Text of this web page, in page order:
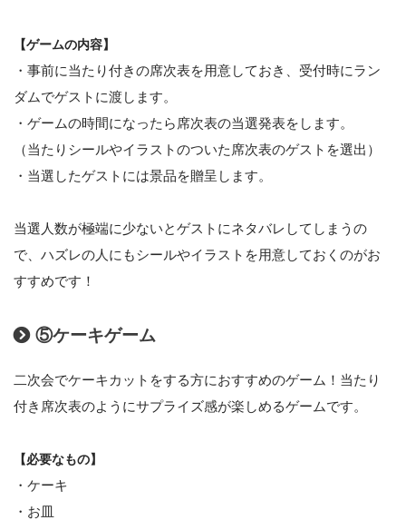
【ゲームの内容】
・事前に当たり付きの席次表を用意しておき、受付時にラン
ダムでゲストに渡します。
・ゲームの時間になったら席次表の当選発表をします。
（当たりシールやイラストのついた席次表のゲストを選出）
・当選したゲストには景品を贈呈します。
当選人数が極端に少ないとゲストにネタバレしてしまうの
で、ハズレの人にもシールやイラストを用意しておくのがお
すすめです！
⑤ケーキゲーム
二次会でケーキカットをする方におすすめのゲーム！当たり
付き席次表のようにサプライズ感が楽しめるゲームです。
【必要なもの】
・ケーキ
・お皿